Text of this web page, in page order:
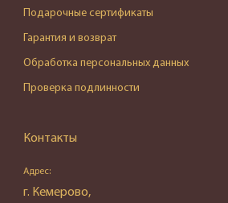
Подарочные сертификаты
Гарантия и возврат
Обработка персональных данных
Проверка подлинности
Контакты
Адрес:
г. Кемерово,